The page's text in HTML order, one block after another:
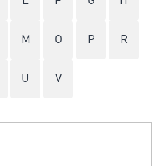
M O P R
U V